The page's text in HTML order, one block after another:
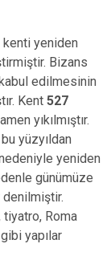
kenti yeniden
Bizans
edilmesinin
Kent 527
yıkılmıştır.
yüzyıldan
yeniden
günümüze
denilmiştir.
Roma
yapılar